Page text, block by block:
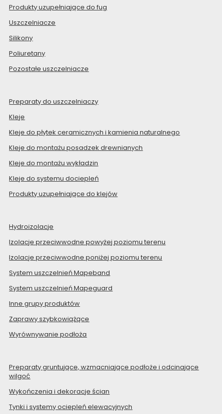
Produkty uzupełniające do fug
Uszczelniacze
Silikony
Poliuretany
Pozostałe uszczelniacze
Preparaty do uszczelniaczy
Kleje
Kleje do płytek ceramicznych i kamienia naturalnego
Kleje do montażu posadzek drewnianych
Kleje do montażu wykładzin
Kleje do systemu dociepleń
Produkty uzupełniające do klejów
Hydroizolacje
Izolacje przeciwwodne powyżej poziomu terenu
Izolacje przeciwwodne poniżej poziomu terenu
System uszczelnień Mapeband
System uszczelnień Mapeguard
Inne grupy produktów
Zaprawy szybkowiążące
Wyrównywanie podłoża
Preparaty gruntujące, wzmacniające podłoże i odcinające
wilgoć
Wykończenia i dekoracje ścian
Tynki i systemy ociepleń elewacyjnych